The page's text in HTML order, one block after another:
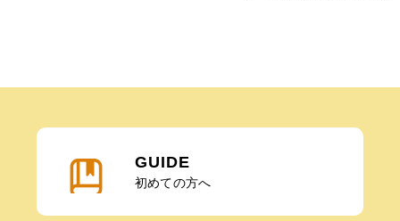
GUIDE
初めての方へ